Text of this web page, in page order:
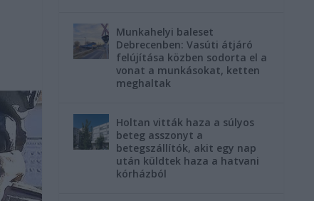
Munkahelyi baleset
Debrecenben: Vasúti átjáró
felújítása közben sodorta el a
vonat a munkásokat, ketten
meghaltak
Holtan vitták haza a súlyos
beteg asszonyt a
betegszállítók, akit egy nap
után küldtek haza a hatvani
kórházból